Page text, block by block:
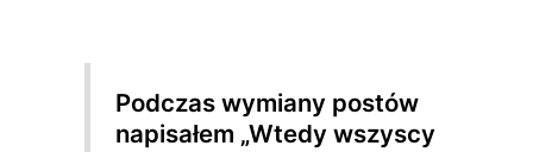
Podczas wymiany postów
napisałem „Wtedy wszyscy